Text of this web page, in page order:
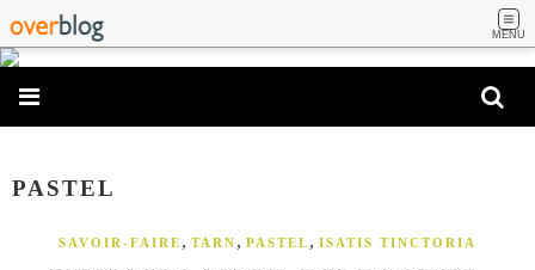
MENU
PASTEL
SAVOIR-FAIRE , TARN , PASTEL , ISATIS TINCTORIA